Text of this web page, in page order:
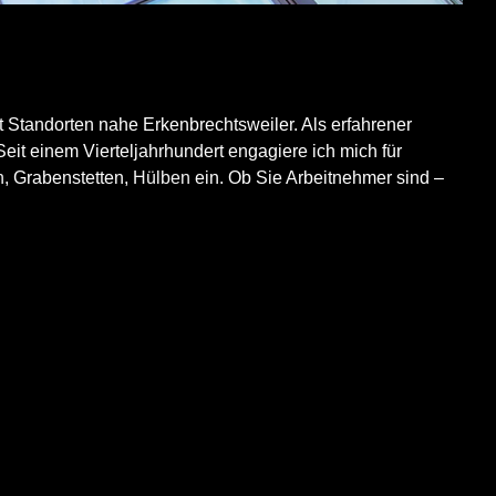
nahe Erkenbrechtsweiler. Als erfahrener
einem Vierteljahrhundert engagiere ich mich für
, Grabenstetten, Hülben ein. Ob Sie Arbeitnehmer sind –